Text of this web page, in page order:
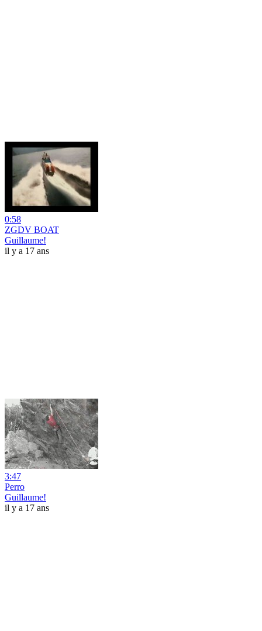
0:58
ZGDV BOAT
Guillaume!
il y a 17 ans
3:47
Perro
Guillaume!
il y a 17 ans